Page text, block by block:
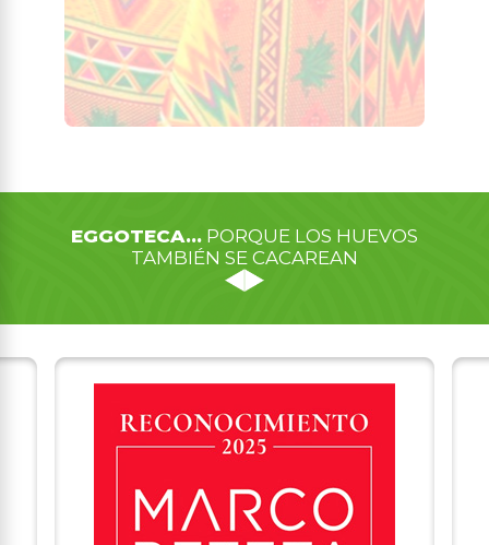
EGGOTECA... PORQUE LOS HUEVOS
TAMBIÉN SE CACAREAN